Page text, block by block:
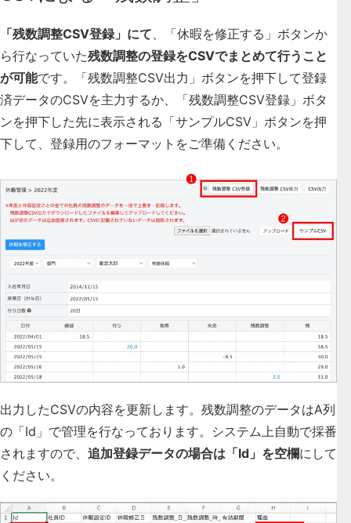
「残数調整CSV登録」にて 、「休暇を修正する」ボタンか
ら行なっていた残数調整の登録をCSVでまとめて行うこと
が可能です。「残数調整CSV出力」ボタンを押下して登録
済データのCSVを主力するか、「残数調整CSV登録」ボタ
ンを押下した先に表示される「サンプルCSV」ボタンを押
下して、登録用のフォーマットをご準備ください。
出力したCSVの内容を更新します。残数調整のデータはA列
の「Id」で管理を行なっております。システム上自動で採番
されますので、 追加登録データの場合は「Id」を空欄にして
ください。